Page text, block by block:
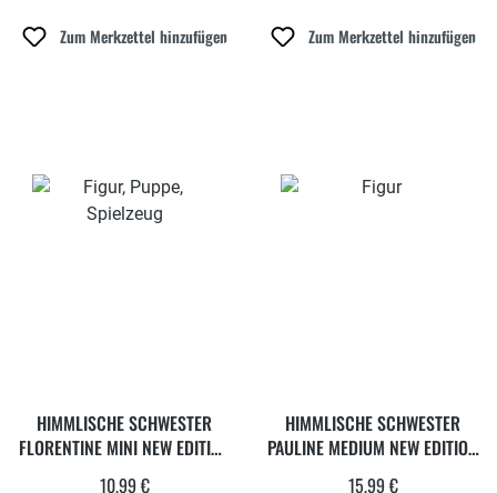
Zum Merkzettel hinzufügen Zum Merkzettel hinzufügen
HIMMLISCHE SCHWESTER
FLORENTINE MINI NEW EDITION
9
Regulärer Preis:
10,99 €
HIMMLISCHE SCHWESTER
PAULINE MEDIUM NEW EDITION
9
Regulärer Preis:
15,99 €